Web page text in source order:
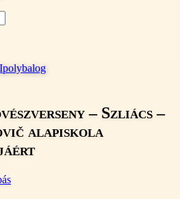
– Szliács –
alapiskola